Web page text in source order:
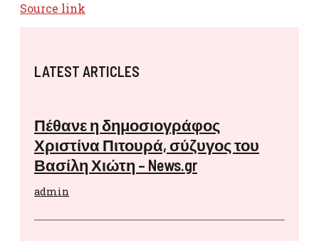
Source link
LATEST ARTICLES
Πέθανε η δημοσιογράφος
Χριστίνα Πιτουρά, σύζυγος του
Βασίλη Χιώτη – News.gr
admin